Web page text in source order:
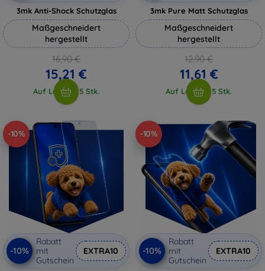
3mk Anti-Shock Schutzglas
Maßgeschneidert
hergestellt
16,90 €
15,21 €
Auf Lager > 5 Stk.
3mk Pure Matt Schutzglas
Maßgeschneidert
hergestellt
12,90 €
11,61 €
Auf Lager > 5 Stk.
-10%
-10%
Rabatt
mit
Gutschein
EXTRA10
-10%
-10%
Rabatt
mit
Gutschein
EXTRA10